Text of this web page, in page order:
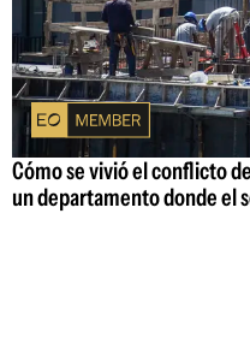
Cómo se vivió el conflicto
un departamento donde el